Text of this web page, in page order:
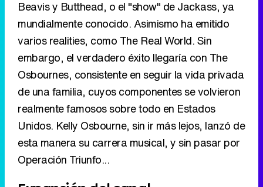
de una familia, cuyos componentes se volvieron
realmente famosos sobre todo en Estados
Unidos. Kelly Osbourne, sin ir más lejos, lanzó de
esta manera su carrera musical, y sin pasar por
Operación Triunfo...
Expansión del canal
Eliminar anuncios